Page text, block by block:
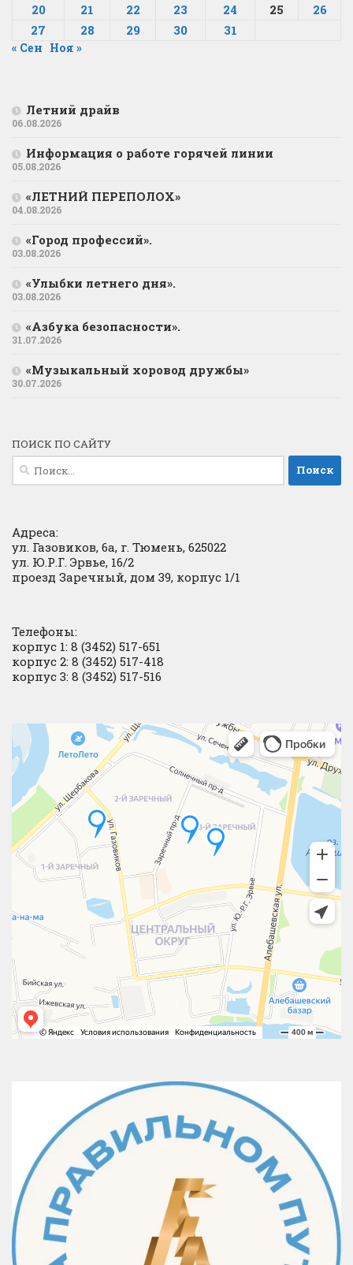
20
21 22 23 24 25
26
27
28 29 30 31
« Сен Ноя »
Летний драйв
06.08.2026
Информация о работе горячей линии
05.08.2026
«ЛЕТНИЙ ПЕРЕПОЛОХ»
04.08.2026
«Город профессий».
03.08.2026
«Улыбки летнего дня».
03.08.2026
«Азбука безопасности».
31.07.2026
«Музыкальный хоровод дружбы»
30.07.2026
ПОИСК ПО САЙТУ
Найти:
Адреса:
ул. Газовиков, 6а, г. Тюмень, 625022
ул. Ю.Р.Г. Эрвье, 16/2
проезд Заречный, дом 39, корпус 1/1
Телефоны:
корпус 1: 8 (3452) 517-651
корпус 2: 8 (3452) 517-418
корпус 3: 8 (3452) 517-516